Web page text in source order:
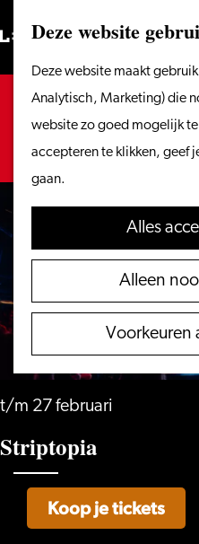
Deze website
Deze website maakt
Analytisch, Marketing) die
website zo goed mogelijk
accepteren te klikken, geef
gaan.
Alles
Alleen
Voorkeuren
Ga
naar
homepage
Sorry, deze activiteit
Bekijk hetactuele
t/m 27 februari
Striptopia
Koop je tickets